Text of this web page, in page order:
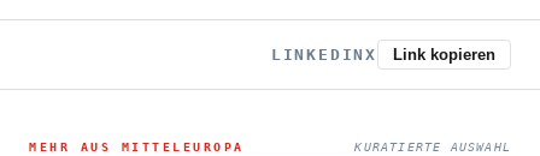
LINKEDINX Link kopieren
MEHR AUS MITTELEUROPA KURATIERTE AUSWAHL